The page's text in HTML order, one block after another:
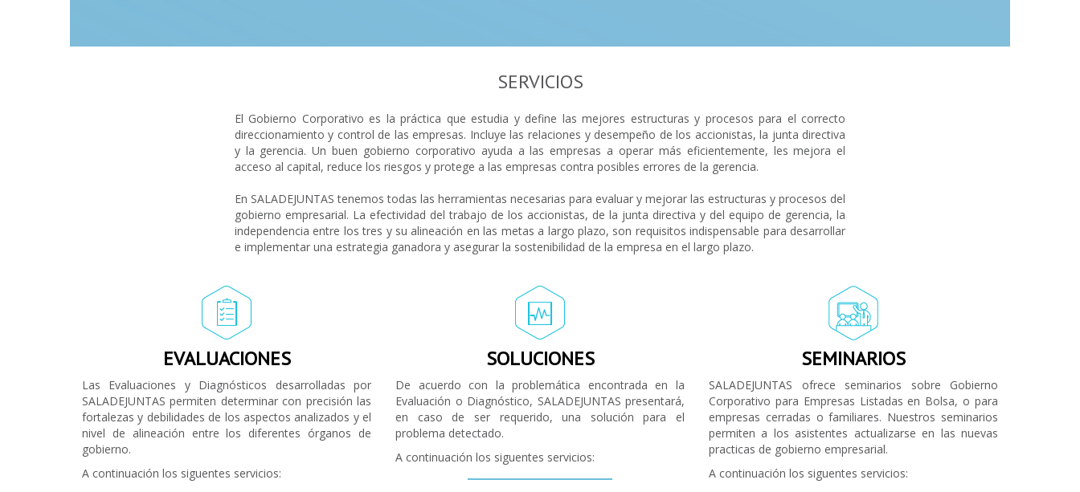
SERVICIOS
El Gobierno Corporativo es la práctica que estudia y define las mejores estructuras y procesos para el correcto
direccionamiento y control de las empresas. Incluye las relaciones y desempeño de los accionistas, la junta directiva
y la gerencia. Un buen gobierno corporativo ayuda a las empresas a operar más eficientemente, les mejora el
acceso al capital, reduce los riesgos y protege a las empresas contra posibles errores de la gerencia.
En SALADEJUNTAS tenemos todas las herramientas necesarias para evaluar y mejorar las estructuras y procesos del
gobierno empresarial. La efectividad del trabajo de los accionistas, de la junta directiva y del equipo de gerencia, la
independencia entre los tres y su alineación en las metas a largo plazo, son requisitos indispensable para desarrollar
e implementar una estrategia ganadora y asegurar la sostenibilidad de la empresa en el largo plazo.
EVALUACIONES
Las Evaluaciones y Diagnósticos desarrolladas por
SALADEJUNTAS permiten determinar con precisión las
fortalezas y debilidades de los aspectos analizados y el
nivel de alineación entre los diferentes órganos de
gobierno.
A continuación los siguentes servicios:
SOLUCIONES
De acuerdo con la problemática encontrada en la
Evaluación o Diagnóstico, SALADEJUNTAS presentará,
en caso de ser requerido, una solución para el
problema detectado.
A continuación los siguentes servicios:
SEMINARIOS
SALADEJUNTAS ofrece seminarios sobre Gobierno
Corporativo para Empresas Listadas en Bolsa, o para
empresas cerradas o familiares. Nuestros seminarios
permiten a los asistentes actualizarse en las nuevas
practicas de gobierno empresarial.
A continuación los siguentes servicios: